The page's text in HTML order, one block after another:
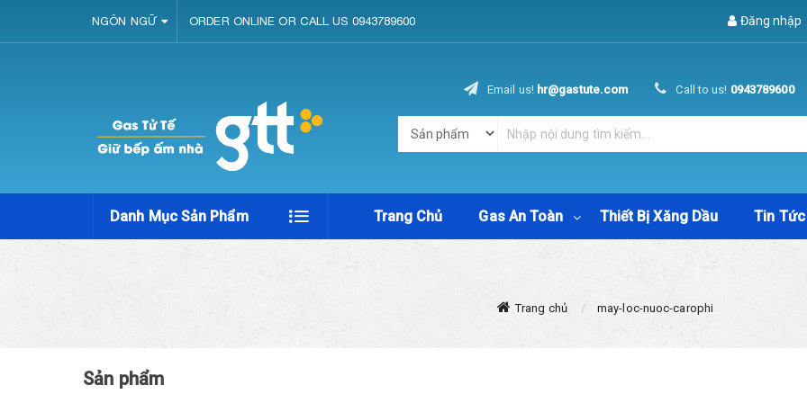
NGÔN NGỮ ORDER ONLINE OR CALL US 0943789600 Đăng nhập
Email us! hr@gastute.com Call to us! 0943789600
Danh Mục Sản Phẩm Trang Chủ Gas An Toàn Thiết Bị Xăng Dầu Tin Tức
Trang chủ may-loc-nuoc-carophi
Sản phẩm